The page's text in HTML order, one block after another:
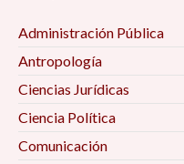
Administración Pública
Antropología
Ciencias Jurídicas
Ciencia Política
Comunicación